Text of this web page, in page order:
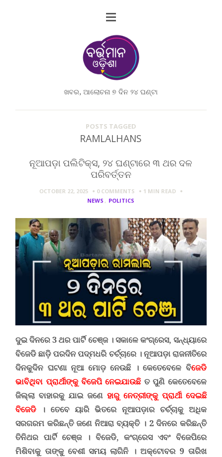
ଖବର, ଆଲୋଚନା ୭ ଦିନ ୨୪ ଘଣ୍ଟା
POSTS TAGGED
RAMLALHANS
ନୂଆପଡ଼ା ପଲିଟିକ୍ସ, ୨୪ ଘଣ୍ଟାରେ ୩ ଥର ଦଳ
ପରିବର୍ତ୍ତନ
OCTOBER 22, 2025 0 COMMENTS 1 MIN READ
NEWS , POLITICS
ଦୁଇ ଦିନରେ 3 ଥର ପାର୍ଟି ଚେଞ୍ଜ । ସକାଳେ କଂଗ୍ରେସ, ସନ୍ଧ୍ୟାରେ
ବିଜେଡି ଛାଡ଼ିପରଦିନ ପଦ୍ମଧରି ଚର୍ଚ୍ଚାରେ । ନୂଆପଡ଼ା ରାଜନୀତିରେ
ଦିନକୁଦିନ ଘଟଣା ନୂଆ ମୋଡ଼ ନେଉଛି । କେତେବେଳେ ବିଜେଡି
ଭାବିଥିବା ପ୍ରାର୍ଥୀଙ୍କୁ ବିଜେପି ନେଇଯାଉଛିତ ପୁଣି କେତେବେଳେ
ଜିଲ୍ଲା ବାହାରକୁ ଯାଇ ଜଣେ ହାରୁ ନେତ୍ରୀଙ୍କୁ ପ୍ରାର୍ଥୀ ଦେଇଛି
ବିଜେଡି । ତେବେ ୟାରି ଭିତରେ ନୂଆପଡ଼ାର ଚର୍ଚ୍ଚାକୁ ଅଧିକ
ସରଗରମ କରିଛନ୍ତି ଜଣେ ନିଆରା ବ୍ୟକ୍ତି । 2 ଦିନରେ କରିଛନ୍ତି
ତିନିଥର ପାର୍ଟି ଚେଞ୍ଜ । ବିଜେଡି, କଂଗ୍ରେସ ଏବଂ ବିଜେପିରେ
ମିଶିବାକୁ ତାଙ୍କୁ ବେଶୀ ସମୟ ଲାଗିନି । ଅକ୍ଟୋବର 9 ତାରିଖ